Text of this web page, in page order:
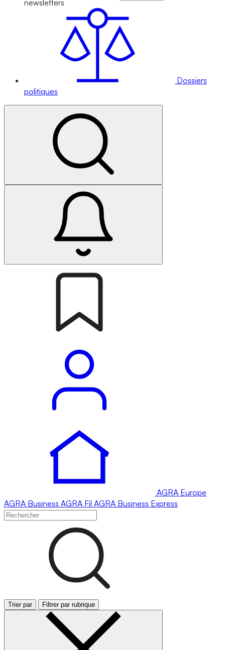
newsletters
Dossiers
politiques
AGRA Europe
AGRA Business AGRA Fil AGRA Business Express
Trier par Filtrer par rubrique